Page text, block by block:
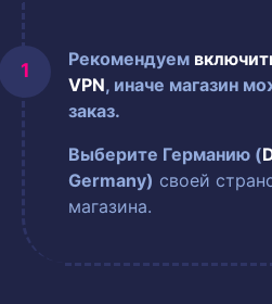
Рекомендуем
VPN, иначе магазин
заказ.
Выберите Германию (
Germany) своей
магазина.